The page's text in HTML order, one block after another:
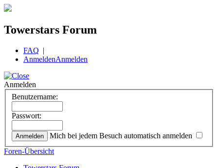
Towerstars Forum
FAQ |
AnmeldenAnmelden
Anmelden
Benutzername:
Passwort:
Mich bei jedem Besuch automatisch anmelden
Foren-Übersicht